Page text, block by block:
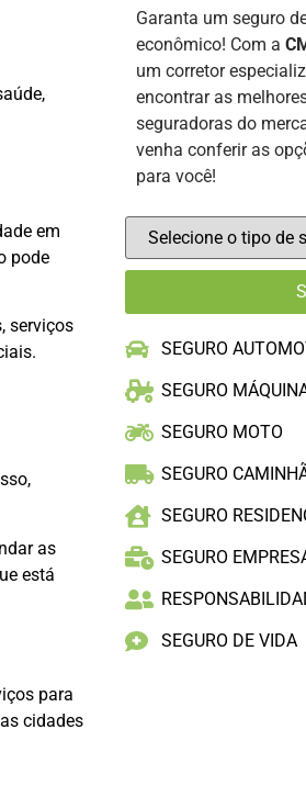
em
pode
serviços
as
está
para
cidades
Garanta um seguro
econômico! Com a
um corretor
encontrar as
seguradoras do
venha conferir as
para você!
SEGURO
SEGURO
SEGURO MOTO
SEGURO
SEGURO
SEGURO
SEGURO DE VIDA